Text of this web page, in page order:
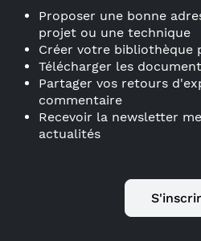
Proposer une bonne
projet ou une technique
Créer votre bibliothèque
Télécharger les
Partager vos retours
commentaire
Recevoir la newsletter
actualités